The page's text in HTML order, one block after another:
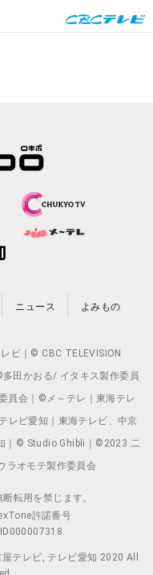
ニュース よみもの
ビ｜© CBC TELEVISION
田かおる/ イタキス製作委員
員会｜©メ～テレ｜東海テレ
レビ愛知｜東海テレビ、中京
｜© Studio Ghibli｜©2023 二
ラオモテ製作委員会
転用を禁じます。
許諾番号
ID000007318
テレビ, テレビ愛知 2020 All